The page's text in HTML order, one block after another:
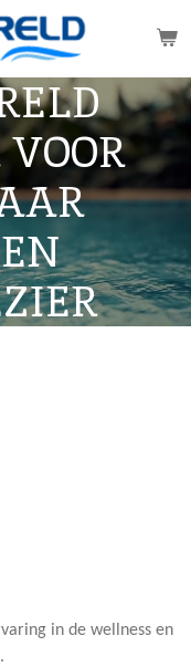
in de wellness en